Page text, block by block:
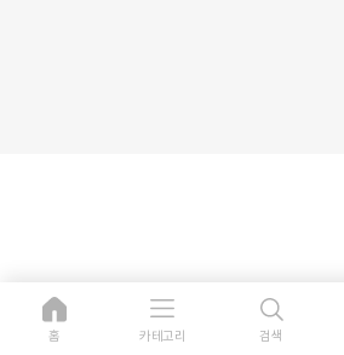
홈 카테고리 검색